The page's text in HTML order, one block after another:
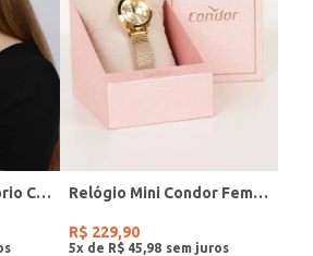
Kit Relógio + Acessório Condor Feminino PRATA Relógio Mini Condor Feminino DOURADO
R$ 229,90
5x de R$ 45 98